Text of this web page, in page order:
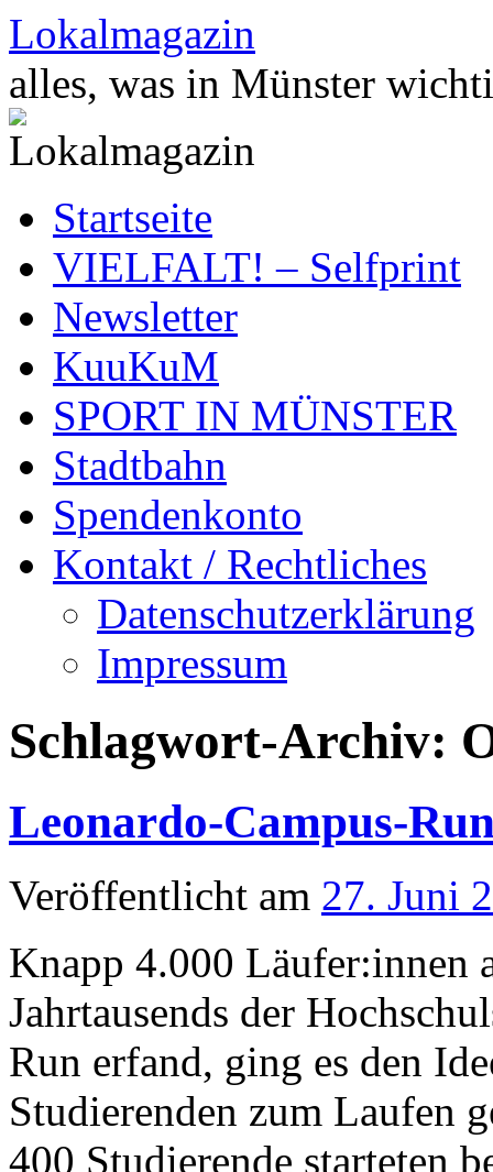
Zum
Inhalt
springen
Lokalmagazin
alles, was in Münster
Startseite
VIELFALT! – Selfprint
Newsletter
KuuKuM
SPORT IN MÜNSTER
Stadtbahn
Spendenkonto
Kontakt / Rechtliches
Datenschutzerklärung
Impressum
Schlagwort-Archiv:
Leonardo-Campus-
Veröffentlicht am 27. Juni
Knapp 4.000 Läufer:innen
Jahrtausends der
Run erfand, ging es den
Studierenden zum Laufen
400 Studierende starteten